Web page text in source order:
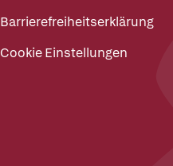
Barrierefreiheitserklärung
Cookie Einstellungen